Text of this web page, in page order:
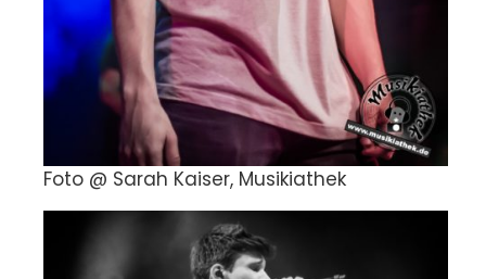
Foto @ Sarah Kaiser, Musikiathek